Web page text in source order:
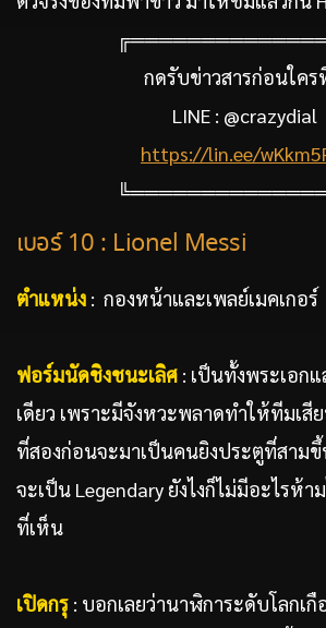
กดรับข่าวสารก่อนใค
LINE : @crazydial
https://lin.ee/
เบอร์ 10 : Lionel Messi
ตำแหน่ง : กองหน้าและเพลย์เมคเกอร์
ฟอร์มนัดชิงชนะเลิศ : เป็นทั้งพระเอกแ
เดียว เพราะมีจังหวะพลาดทำให้ทีมเสี
ที่สองก่อนจะมาเป็นคนยิงประตูที่สาม
จะเป็น Legendary ยังไงก็ไม่มีอะไรห้า
ที่เห็น
เปิดกรุ : บอกเลยว่านาฬิการะดับโลกเ